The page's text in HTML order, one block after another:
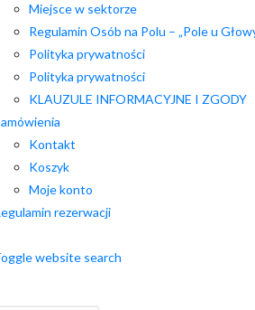
Miejsce w sektorze
Regulamin Osób na Polu – „Pole u
Polityka prywatności
Polityka prywatności
KLAUZULE INFORMACYJNE I ZGODY
Kontakt
Koszyk
Moje konto
rezerwacji
website search